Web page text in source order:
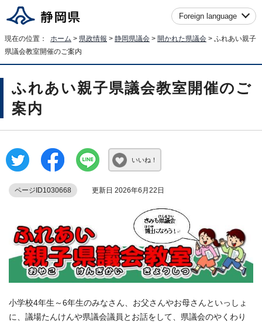
Foreign language
現在の位置： ホーム > 県政情報 > 静岡県議会 > 開かれた県議会 > ふれあい親子
県議会教室開催のご案内
ふれあい親子県議会教室開催のご
案内
いいね！
ページID1030668 更新日 2026年6月22日
小学校4年生～6年生のみなさん、お父さんやお母さんといっしょ
に、議場たんけんや県議会議員とお話をして、県議会のやくわり